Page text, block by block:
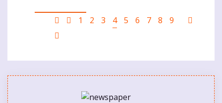
Pagination
First Ankstesnis
Puslapis
1 Puslapis
2 Puslapis
3
Current
4 Puslapis
5 Puslapis
6 Puslapis
7 Puslapis
8 Puslapis
9